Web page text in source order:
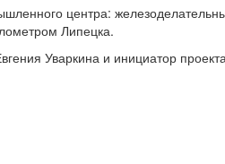
центра:
Липецка.
Уваркина и инициатор